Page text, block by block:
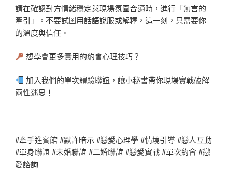
請在確認對方情緒穩定與現場氛圍合適時，進行「無言的
牽引」。不要試圖用話語說服或解釋，這一刻，只需要你
的溫度與信任。
想學會更多實用的約會心理技巧？
加入我們的單次體驗聯誼，讓小秘書帶你現場實戰破解
兩性迷思！
#牽手進賓館 #默許暗示 #戀愛心理學 #情境引導 #戀人互動
#單身聯誼 #未婚聯誼 #二婚聯誼 #戀愛實戰 #單次約會 #戀
愛諮詢